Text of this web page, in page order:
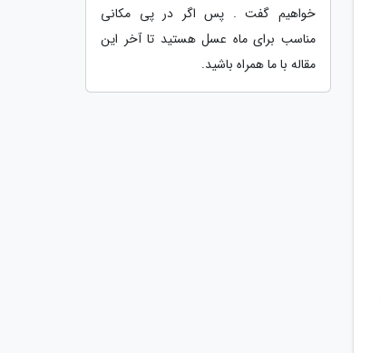
خواهیم گفت . پس اگر در پی مکانی
مناسب برای ماه عسل هستید تا آخر این
مقاله با ما همراه باشید.